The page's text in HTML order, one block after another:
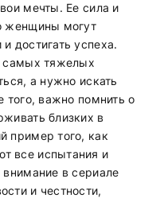
мечты. Ее сила и
женщины могут
достигать успеха.
самых тяжелых
а нужно искать
того, важно помнить о
близких в
пример того, как
все испытания и
в сериале
и честности,